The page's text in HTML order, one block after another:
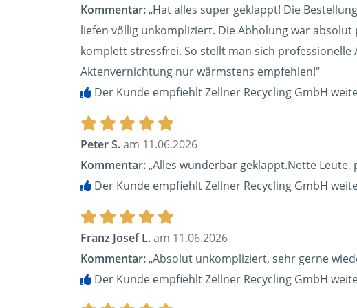
Kommentar:„Hat alles super geklappt! Die
liefen völlig unkompliziert. Die Abholung war
komplett stressfrei. So stellt man sich
Aktenvernichtung nur wärmstens empfehlen!“
Der Kunde empfiehlt Zellner Recycling GmbH
Peter S.am 11.06.2026
Kommentar:„Alles wunderbar geklappt.Nette Leute,
Der Kunde empfiehlt Zellner Recycling GmbH
Franz Josef L.am 11.06.2026
Kommentar:„Absolut unkompliziert, sehr gerne
Der Kunde empfiehlt Zellner Recycling GmbH